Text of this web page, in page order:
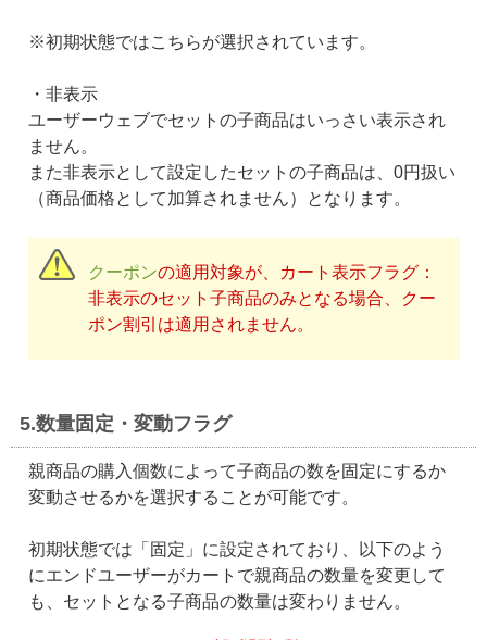
※初期状態ではこちらが選択されています。
・非表示
ユーザーウェブでセットの子商品はいっさい表示され
ません。
また非表示として設定したセットの子商品は、0円扱い
（商品価格として加算されません）となります。
クーポンの適用対象が、カート表示フラグ：
非表示のセット子商品のみとなる場合、クー
ポン割引は適用されません。
5.数量固定・変動フラグ
親商品の購入個数によって子商品の数を固定にするか
変動させるかを選択することが可能です。
初期状態では「固定」に設定されており、以下のよう
にエンドユーザーがカートで親商品の数量を変更して
も、セットとなる子商品の数量は変わりません。